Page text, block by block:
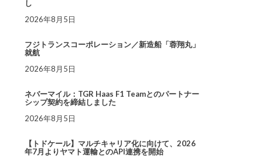
し
2026年8月5日
フジトランスコーポレーション／新造船「蓉翔丸」
就航
2026年8月5日
ネバーマイル：TGR Haas F1 Teamとのパートナー
シップ契約を締結しました
2026年8月5日
【トドケール】マルチキャリア化に向けて、2026
年7月よりヤマト運輸とのAPI連携を開始